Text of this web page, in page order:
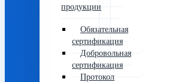
продукции
Обязательная
сертификация
Добровольная
сертификация
Протокол